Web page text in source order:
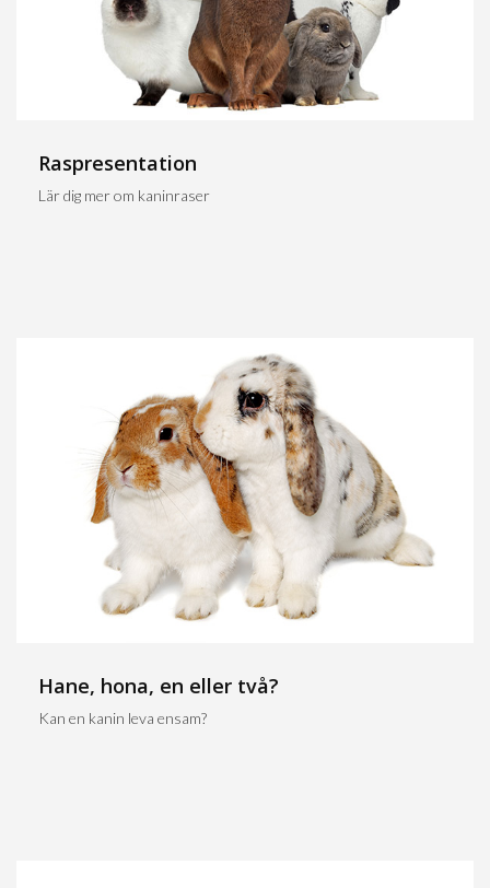
Raspresentation
Lär dig mer om kaninraser
Hane, hona, en eller två?
Kan en kanin leva ensam?